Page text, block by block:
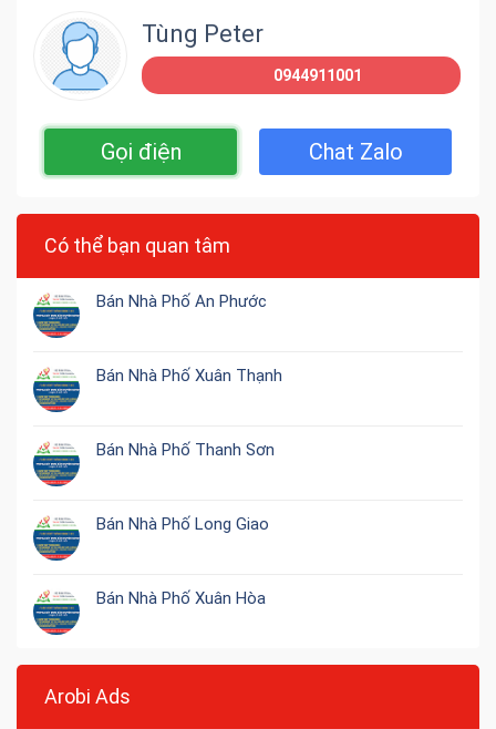
Tùng Peter
0944911001
Gọi điện Chat Zalo
Có thể bạn quan tâm
Bán Nhà Phố An Phước
Bán Nhà Phố Xuân Thạnh
Bán Nhà Phố Thanh Sơn
Bán Nhà Phố Long Giao
Bán Nhà Phố Xuân Hòa
Arobi Ads